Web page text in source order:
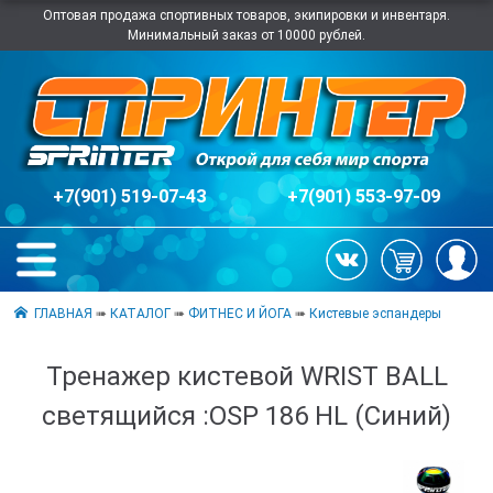
Оптовая продажа спортивных товаров, экипировки и инвентаря.
Минимальный заказ от 10000 рублей.
+7(901) 519-07-43 +7(901) 553-97-09
ГЛАВНАЯ ➠КАТАЛОГ ➠ ФИТНЕС И ЙОГА ➠Кистевые эспандеры
Тренажер кистевой WRIST BALL
светящийся :OSP 186 HL (Синий)